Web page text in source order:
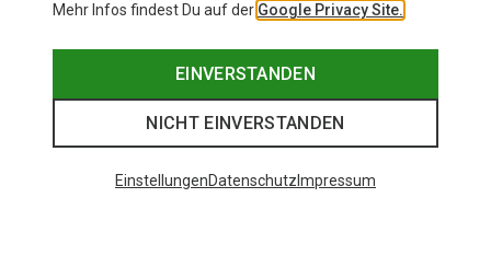
Du sparst 64%
Mehr Infos findest Du auf der Google Privacy Site.
EINVERSTANDEN
NICHT EINVERSTANDEN
EinstellungenDatenschutz Impressum